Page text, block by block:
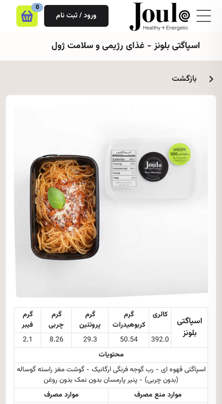
ورود / ثبت نام
0
اسپاگتی بلونز - غذای رژیمی و سلامت ژول
بازگشت
اسپاگتی
بلونز
کالری
گرم
کربوهیدرات
گرم
پروتئین
گرم
چربی
گرم
فیبر
392.0
50.54
29.3
8.26
2.1
محتویات
اسپاگتی قهوه ای - رب گوجه فرنگی ارگانیک - گوشت مغز راسته گوساله
(بدون چربی‌) - پنیر پارمسان بدون نمک بدون روغن
موارد منع مصرف
موارد مصرف